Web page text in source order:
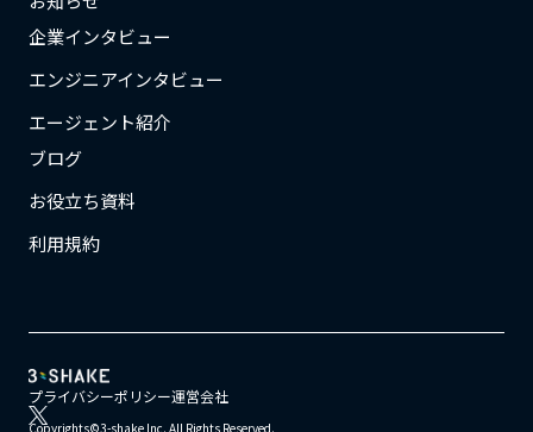
企業インタビュー
エンジニアインタビュー
エージェント紹介
ブログ
お役立ち資料
利用規約
プライバシーポリシー運営会社
Copyrights©3-shake Inc. All Rights Reserved.